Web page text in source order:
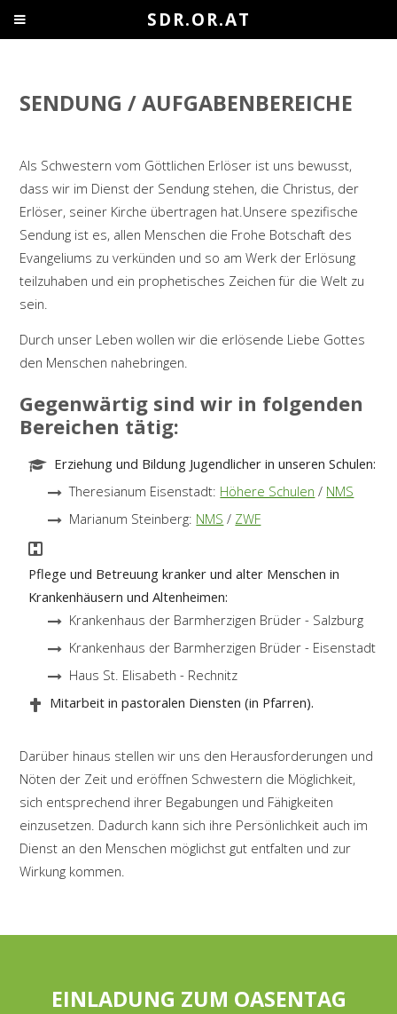
SENDUNG / AUFGABENBEREICHE
Als Schwestern vom Göttlichen Erlöser ist uns bewusst,
dass wir im Dienst der Sendung stehen, die Christus, der
Erlöser, seiner Kirche übertragen hat.Unsere spezifische
Sendung ist es, allen Menschen die Frohe Botschaft des
Evangeliums zu verkünden und so am Werk der Erlösung
teilzuhaben und ein prophetisches Zeichen für die Welt zu
sein.
Durch unser Leben wollen wir die erlösende Liebe Gottes
den Menschen nahebringen.
Gegenwärtig sind wir in folgenden
Bereichen tätig:
Erziehung und Bildung Jugendlicher in unseren Schulen:
Theresianum Eisenstadt: Höhere Schulen / NMS
Marianum Steinberg: NMS / ZWF
Pflege und Betreuung kranker und alter Menschen in
Krankenhäusern und Altenheimen:
Krankenhaus der Barmherzigen Brüder - Salzburg
Krankenhaus der Barmherzigen Brüder - Eisenstadt
Haus St. Elisabeth - Rechnitz
Mitarbeit in pastoralen Diensten (in Pfarren).
Darüber hinaus stellen wir uns den Herausforderungen und
Nöten der Zeit und eröffnen Schwestern die Möglichkeit,
sich entsprechend ihrer Begabungen und Fähigkeiten
einzusetzen. Dadurch kann sich ihre Persönlichkeit auch im
Dienst an den Menschen möglichst gut entfalten und zur
Wirkung kommen.
EINLADUNG ZUM OASENTAG
SDR.OR.AT